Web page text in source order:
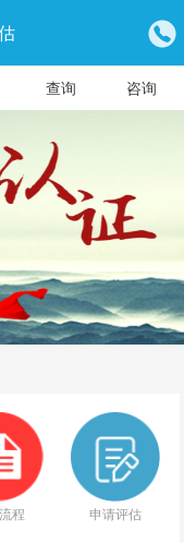
查询 咨询
程 申请评估